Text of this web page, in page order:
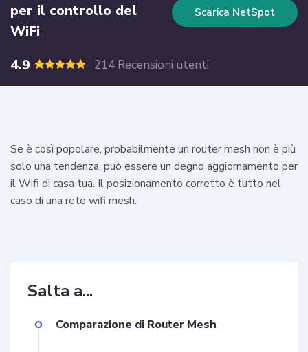
per il controllo del
WiFi
Scarica NetSpot
4.9 214 Recensioni utenti
Se è così popolare, probabilmente un router mesh non è più
solo una tendenza, può essere un degno aggiornamento per
il Wifi di casa tua. Il posizionamento corretto è tutto nel
caso di una rete wifi mesh.
Salta a...
Comparazione di Router Mesh